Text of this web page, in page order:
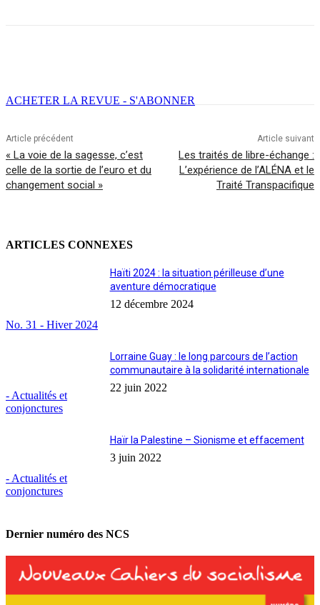
ACHETER LA REVUE - S'ABONNER
Article précédent
« La voie de la sagesse, c’est
celle de la sortie de l’euro et du
changement social »
Article suivant
Les traités de libre-échange :
L’expérience de l’ALÉNA et le
Traité Transpacifique
ARTICLES CONNEXES
No. 31 - Hiver 2024
Haïti 2024 : la situation périlleuse d’une
aventure démocratique
12 décembre 2024
- Actualités et
conjonctures
Lorraine Guay : le long parcours de l’action
communautaire à la solidarité internationale
22 juin 2022
- Actualités et
conjonctures
Haïr la Palestine – Sionisme et effacement
3 juin 2022
Dernier numéro des NCS